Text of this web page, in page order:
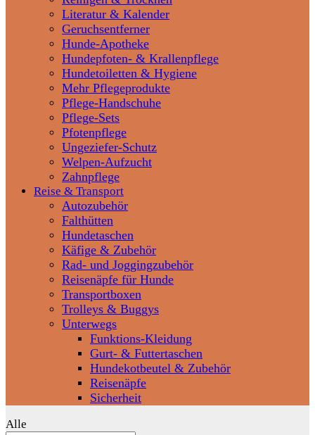
Literatur & Kalender
Geruchsentferner
Hunde-Apotheke
Hundepfoten- & Krallenpflege
Hundetoiletten & Hygiene
Mehr Pflegeprodukte
Pflege-Handschuhe
Pflege-Sets
Pfotenpflege
Ungeziefer-Schutz
Welpen-Aufzucht
Zahnpflege
Reise & Transport
Autozubehör
Falthütten
Hundetaschen
Käfige & Zubehör
Rad- und Joggingzubehör
Reisenäpfe für Hunde
Transportboxen
Trolleys & Buggys
Unterwegs
Funktions-Kleidung
Gurt- & Futtertaschen
Hundekotbeutel & Zubehör
Reisenäpfe
Sicherheit
Alle